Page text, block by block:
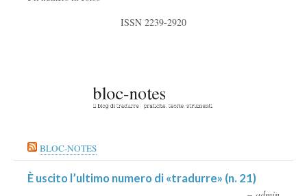
ISSN 2239-2920
BLOC-NOTES
È uscito l’ultimo numero di «tradurre» (n. 21)